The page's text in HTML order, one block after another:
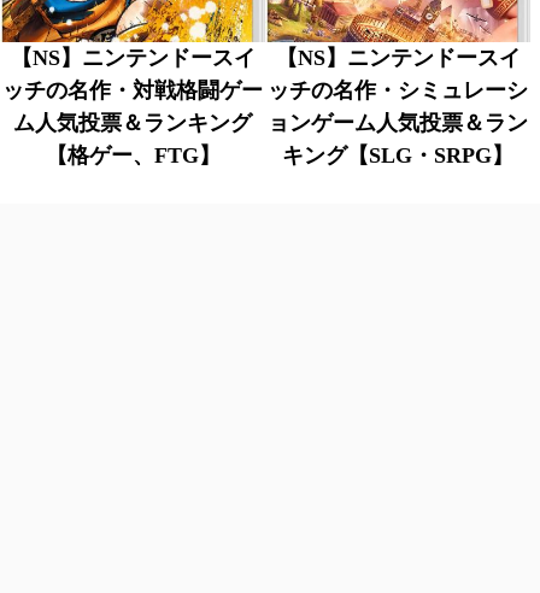
【NS】ニンテンドースイ
ッチの名作・対戦格闘ゲー
ム人気投票＆ランキング
【格ゲー、FTG】
【NS】ニンテンドースイ
ッチの名作・シミュレーシ
ョンゲーム人気投票＆ラン
キング【SLG・SRPG】